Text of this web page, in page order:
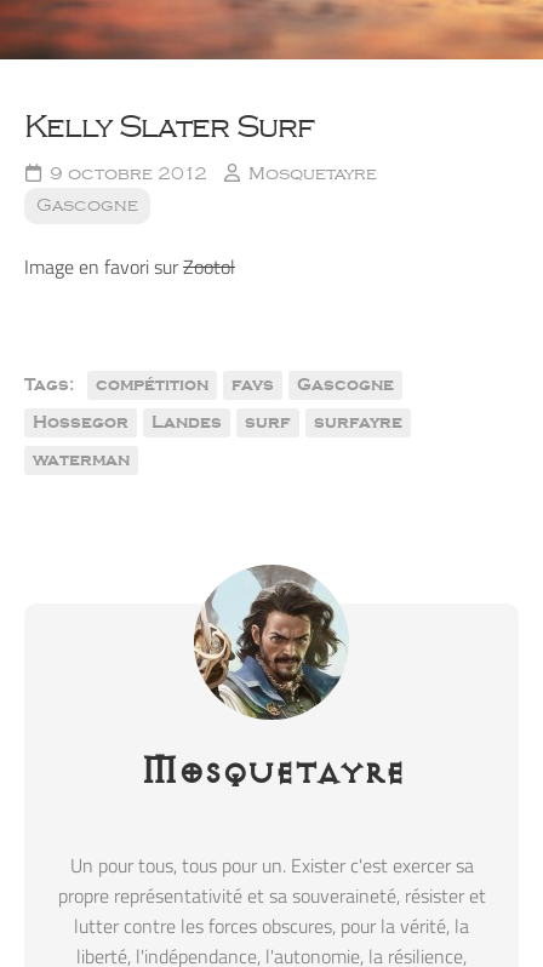
Kelly Slater Surf
9 octobre 2012
Mosquetayre
Gascogne
Image en favori surZootol
Tags: compétition favs
Gascogne
Hossegor
Landes surf
surfayre
waterman
Mosquetayre
Un pour tous, tous pour un. Exister c'est exercer sa
propre représentativité et sa souveraineté, résister et
lutter contre les forces obscures, pour la vérité, la
liberté, l'indépendance, l'autonomie, la résilience,